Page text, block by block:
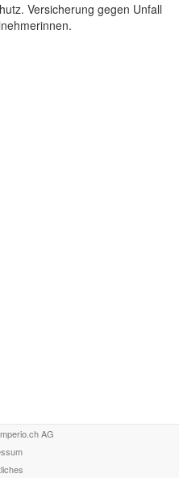
Versicherung gegen Unfall
AG